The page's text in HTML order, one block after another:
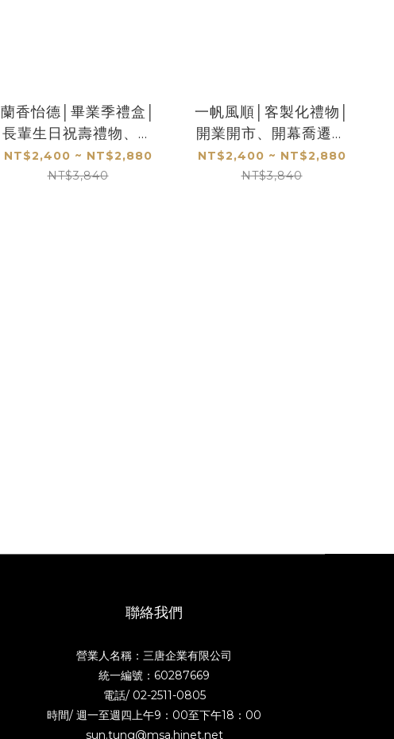
蘭香怡德│畢業季禮盒│
長輩生日祝壽禮物、新
居入厝、居家擺飾
NT$2,400 ~ NT$2,880
NT$3,840
一帆風順│客製化禮物│
開業開市、開幕喬遷、
升遷榮調祝賀禮品
NT$2,400 ~ NT$2,880
NT$3,840
聯絡我們
營業人名稱：三唐企業有限公司
統一編號：60287669
電話/ 02-2511-0805
時間/ 週一至週四上午9：00至下午18：00
sun.tung@msa.hinet.net